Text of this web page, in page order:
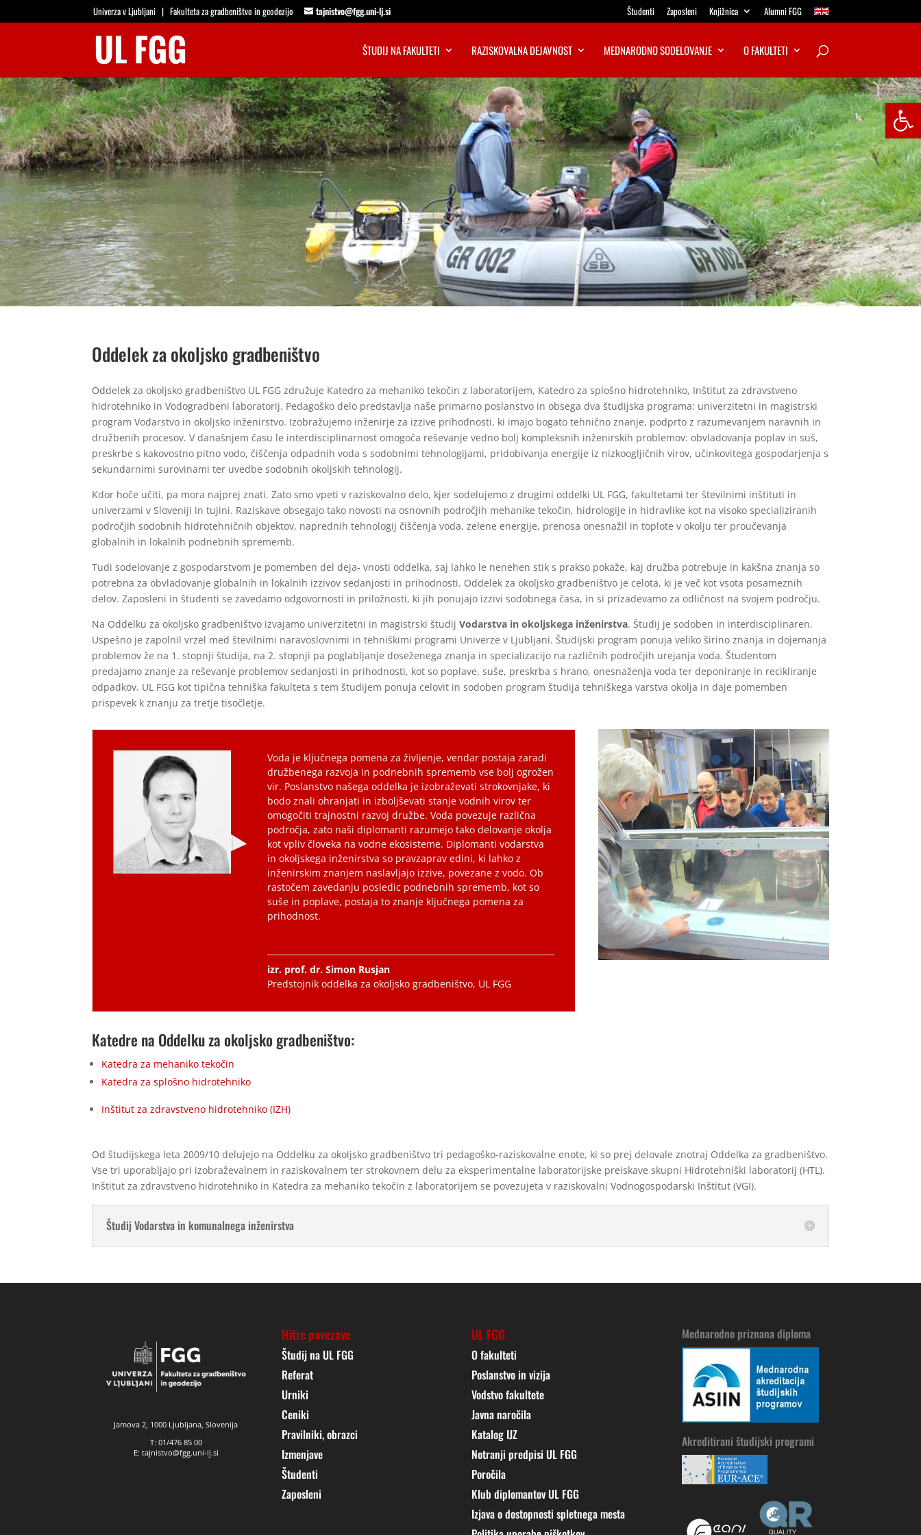
Univerza v Ljubljani |Fakulteta za gradbeništvo in geodezijo tajnistvo@fgg.uni-lj.si Študenti Zaposleni Knjižnica Alumni FGG
ŠTUDIJ NA FAKULTETI RAZISKOVALNA DEJAVNOST MEDNARODNO SODELOVANJE O FAKULTETI
Oddelek za okoljsko gradbeništvo
Oddelek za okoljsko gradbeništvo UL FGG združuje Katedro za mehaniko tekočin z laboratorijem, Katedro za splošno hidrotehniko, Inštitut za zdravstveno
hidrotehniko in Vodogradbeni laboratorij. Pedagoško delo predstavlja naše primarno poslanstvo in obsega dva študijska programa: univerzitetni in magistrski
program Vodarstvo in okoljsko inženirstvo. Izobražujemo inženirje za izzive prihodnosti, ki imajo bogato tehnično znanje, podprto z razumevanjem naravnih in
družbenih procesov. V današnjem času le interdisciplinarnost omogoča reševanje vedno bolj kompleksnih inženirskih problemov: obvladovanja poplav in suš,
preskrbe s kakovostno pitno vodo, čiščenja odpadnih voda s sodobnimi tehnologijami, pridobivanja energije iz nizkoogljičnih virov, učinkovitega gospodarjenja s
sekundarnimi surovinami ter uvedbe sodobnih okoljskih tehnologij.
Kdor hoče učiti, pa mora najprej znati. Zato smo vpeti v raziskovalno delo, kjer sodelujemo z drugimi oddelki UL FGG, fakultetami ter številnimi inštituti in
univerzami v Sloveniji in tujini. Raziskave obsegajo tako novosti na osnovnih področjih mehanike tekočin, hidrologije in hidravlike kot na visoko specializiranih
področjih sodobnih hidrotehničnih objektov, naprednih tehnologij čiščenja voda, zelene energije, prenosa onesnažil in toplote v okolju ter proučevanja
globalnih in lokalnih podnebnih sprememb.
Tudi sodelovanje z gospodarstvom je pomemben del deja- vnosti oddelka, saj lahko le nenehen stik s prakso pokaže, kaj družba potrebuje in kakšna znanja so
potrebna za obvladovanje globalnih in lokalnih izzivov sedanjosti in prihodnosti. Oddelek za okoljsko gradbeništvo je celota, ki je več kot vsota posameznih
delov. Zaposleni in študenti se zavedamo odgovornosti in priložnosti, ki jih ponujajo izzivi sodobnega časa, in si prizadevamo za odličnost na svojem področju.
Na Oddelku za okoljsko gradbeništvo izvajamo univerzitetni in magistrski študij Vodarstva in okoljskega inženirstva. Študij je sodoben in interdisciplinaren.
Uspešno je zapolnil vrzel med številnimi naravoslovnimi in tehniškimi programi Univerze v Ljubljani. Študijski program ponuja veliko širino znanja in dojemanja
problemov že na 1. stopnji študija, na 2. stopnji pa poglabljanje doseženega znanja in specializacijo na različnih področjih urejanja voda. Študentom
predajamo znanje za reševanje problemov sedanjosti in prihodnosti, kot so poplave, suše, preskrba s hrano, onesnaženja voda ter deponiranje in recikliranje
odpadkov. UL FGG kot tipična tehniška fakulteta s tem študijem ponuja celovit in sodoben program študija tehniškega varstva okolja in daje pomemben
prispevek k znanju za tretje tisočletje.
Voda je ključnega pomena za življenje, vendar postaja zaradi
družbenega razvoja in podnebnih sprememb vse bolj ogrožen
vir. Poslanstvo našega oddelka je izobraževati strokovnjake, ki
bodo znali ohranjati in izboljševati stanje vodnih virov ter
omogočiti trajnostni razvoj družbe. Voda povezuje različna
področja, zato naši diplomanti razumejo tako delovanje okolja
kot vpliv človeka na vodne ekosisteme. Diplomanti vodarstva
in okoljskega inženirstva so pravzaprav edini, ki lahko z
inženirskim znanjem naslavljajo izzive, povezane z vodo. Ob
rastočem zavedanju posledic podnebnih sprememb, kot so
suše in poplave, postaja to znanje ključnega pomena za
prihodnost.
izr. prof. dr. Simon Rusjan
Predstojnik oddelka za okoljsko gradbeništvo, UL FGG
Katedre na Oddelku za okoljsko gradbeništvo:
Katedra za mehaniko tekočin
Katedra za splošno hidrotehniko
Inštitut za zdravstveno hidrotehniko (IZH)
Od študijskega leta 2009/10 delujejo na Oddelku za okoljsko gradbeništvo tri pedagoško-raziskovalne enote, ki so prej delovale znotraj Oddelka za gradbeništvo.
Vse tri uporabljajo pri izobraževalnem in raziskovalnem ter strokovnem delu za eksperimentalne laboratorijske preiskave skupni Hidrotehniški laboratorij (HTL).
Inštitut za zdravstveno hidrotehniko in Katedra za mehaniko tekočin z laboratorijem se povezujeta v raziskovalni Vodnogospodarski Inštitut (VGI).
Študij Vodarstva in komunalnega inženirstva
Jamova 2, 1000 Ljubljana, Slovenija
T: 01/476 85 00
E: tajnistvo@fgg.uni-lj.si
Hitre povezave
Študij na UL FGG
Referat
Urniki
Ceniki
Pravilniki, obrazci
Izmenjave
Študenti
Zaposleni
UL FGG
O fakulteti
Poslanstvo in vizija
Vodstvo fakultete
Javna naročila
Katalog IJZ
Notranji predpisi UL FGG
Poročila
Klub diplomantov UL FGG
Izjava o dostopnosti spletnega mesta
Mednarodno priznana diploma
Akreditirani študijski programi